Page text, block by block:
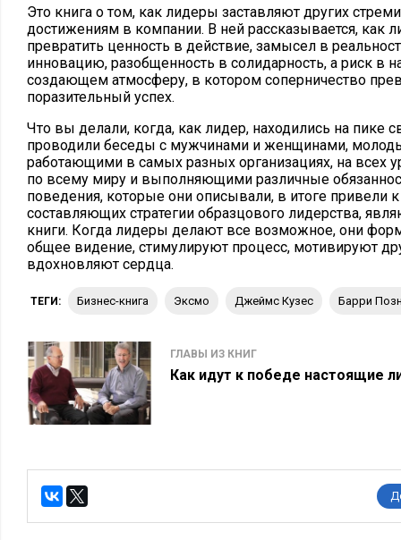
Это книга о том, как лидеры заставляют других
достижениям в компании. В ней рассказывается, как
превратить ценность в действие, замысел в
инновацию, разобщенность в солидарность, а риск в
создающем атмосферу, в котором соперничество
поразительный успех.
Что вы делали, когда, как лидер, находились на
проводили беседы с мужчинами и женщинами,
работающими в самых разных организациях, на всех
по всему миру и выполняющими различные
поведения, которые они описывали, в итоге привели к
составляющих стратегии образцового лидерства,
книги. Когда лидеры делают все возможное, они
общее видение, стимулируют процесс, мотивируют
вдохновляют сердца.
ТЕГИ: бизнес-книга Эксмо Джеймс Кузес Барри
ГЛАВЫ ИЗ КНИГ
Как идут к победе настоящие